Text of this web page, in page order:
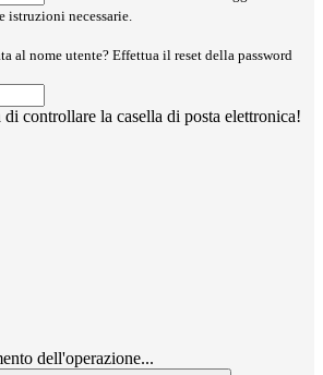
necessarie.
al nome utente? Effettua il reset della password
controllare la casella di posta elettronica!
dell'operazione...